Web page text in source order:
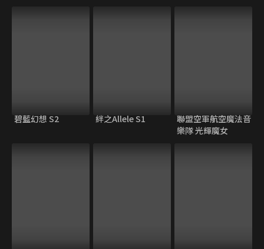
碧藍幻想 S2 絆之Allele S1
聯盟空軍航空魔法音
樂隊 光輝魔女